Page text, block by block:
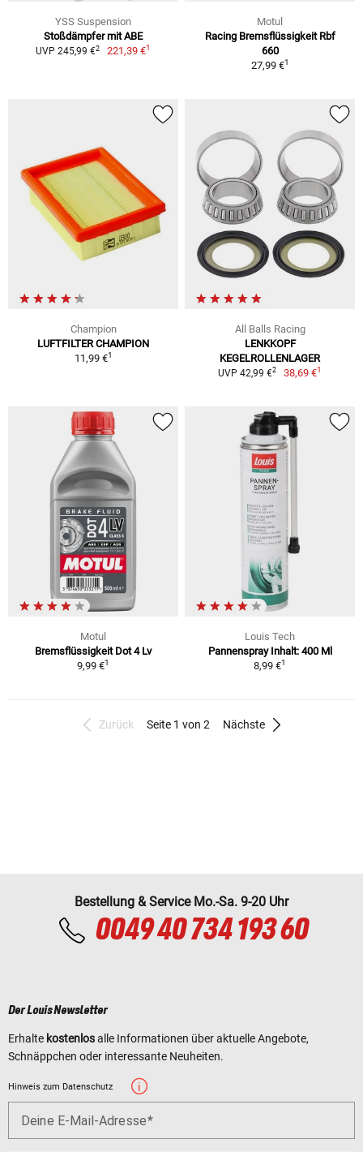
YSS Suspension
Stoßdämpfer mit ABE
UVP 245,99 €2 221,39 €1
Motul
Racing Bremsflüssigkeit Rbf
660
27,99 €1
Champion
LUFTFILTER CHAMPION
11,99 €1
All Balls Racing
LENKKOPF
KEGELROLLENLAGER
UVP 42,99 €2 38,69 €1
Motul
Bremsflüssigkeit Dot 4 Lv
9,99 €1
Louis Tech
Pannenspray Inhalt: 400 Ml
8,99 €1
Zurück Seite 1 von 2 Nächste
Bestellung & Service Mo.-Sa. 9-20 Uhr
0049 40 734 193 60
Der Louis Newsletter
Erhalte kostenlosalle Informationen über aktuelle Angebote,
Schnäppchen oder interessante Neuheiten.
Hinweis zum Datenschutz
Deine E-Mail-Adresse